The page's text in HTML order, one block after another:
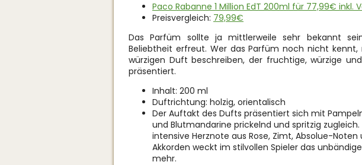
Paco Rabanne 1 Million EdT 200ml für 77,99€ inkl.
Preisvergleich: 79,99€
Das Parfüm sollte ja mittlerweile sehr bekannt
Beliebtheit erfreut. Wer das Parfüm noch nicht kennt,
würzigen Duft beschreiben, der fruchtige, würzige
präsentiert.
Inhalt: 200 ml
Duftrichtung: holzig, orientalisch
Der Auftakt des Dufts präsentiert sich mit
und Blutmandarine prickelnd und spritzig
intensive Herznote aus Rose, Zimt, Absolue-Noten
Akkorden weckt im stilvollen Spieler das
mehr.